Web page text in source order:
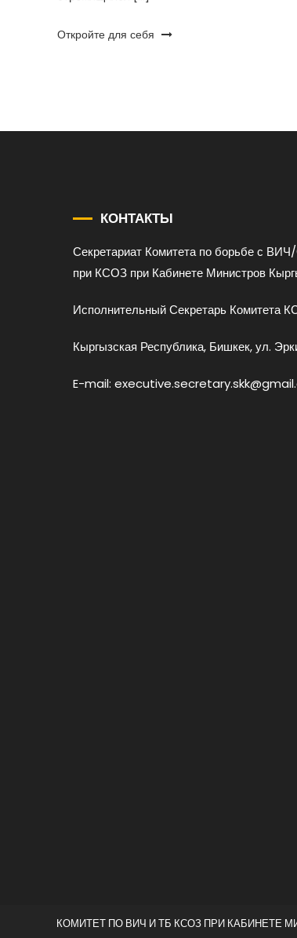
Откройте для себя
КОНТАКТЫ
Секретариат Комитета по борьбе с
при КСОЗ при Кабинете Министров
Исполнительный Секретарь Комитета
Кыргызская Республика, Бишкек, ул.
E-mail:
КОМИТЕТ ПО ВИЧ И ТБ КСОЗ ПРИ КАБИНЕТЕ